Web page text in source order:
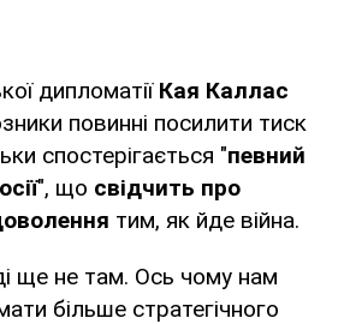
дипломатії Кая Каллас
повинні посилити тиск
спостерігається "певний
", що свідчить про
тим, як йде війна.
ще не там. Ось чому нам
більше стратегічного